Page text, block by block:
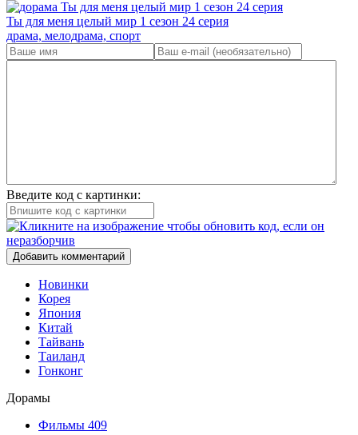
Ты для меня целый мир 1 сезон 24 серия
драма, мелодрама, спорт
Введите код с картинки:
Добавить комментарий
Новинки
Корея
Япония
Китай
Тайвань
Таиланд
Гонконг
Дорамы
Фильмы 409